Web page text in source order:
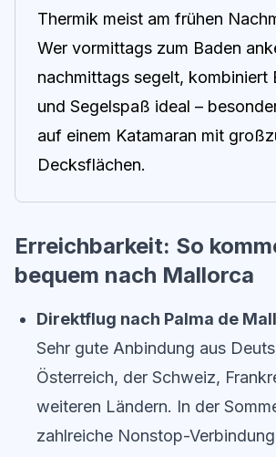
Thermik meist am frühen
Wer vormittags zum Baden
nachmittags segelt, kombiniert
und Segelspaß ideal –
auf einem Katamaran mit
Decksflächen.
Erreichbarkeit: So
bequem nach Mallorca
Direktflug nach Palma de
Sehr gute Anbindung aus
Österreich, der Schweiz,
weiteren Ländern. In der
zahlreiche Nonstop-